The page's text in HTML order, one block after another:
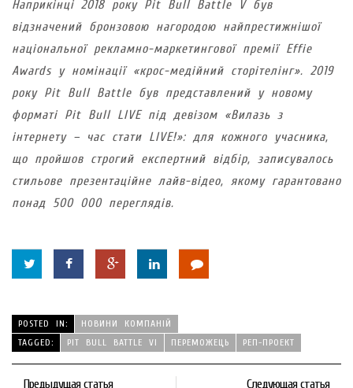
Наприкінці 2018 року Pit Bull Battle V був
відзначений бронзовою нагородою найпрестижнішої
національної рекламно-маркетингової премії Effie
Awards у номінації «крос-медійний сторітелінг». 2019
року Pit Bull Battle був представлений у новому
форматі Pit Bull LIVE під девізом «Вилазь з
інтернету – час стати LIVE!»: для кожного учасника,
що пройшов строгий експертний відбір, записувалось
стильове презентаційне лайв-відео, якому гарантовано
понад 500 000 переглядів.
POSTED IN:
НОВИНИ КОМПАНІЙ
TAGGED:
PIT BULL BATTLE VI ПЕРЕМОЖЕЦЬ РЕП-ПРОЕКТ
Предыдущая статья
Следующая статья